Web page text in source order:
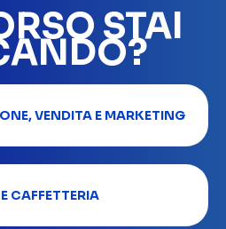
STAI
VENDITA E MARKETING
CAFFETTERIA